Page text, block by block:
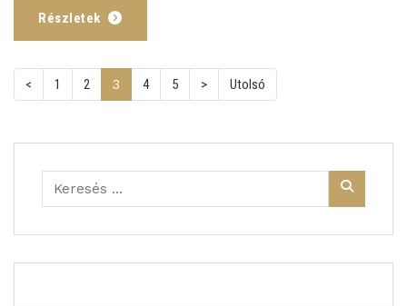
Részletek
< 1 2 3 (current)
4 5 > Utolsó